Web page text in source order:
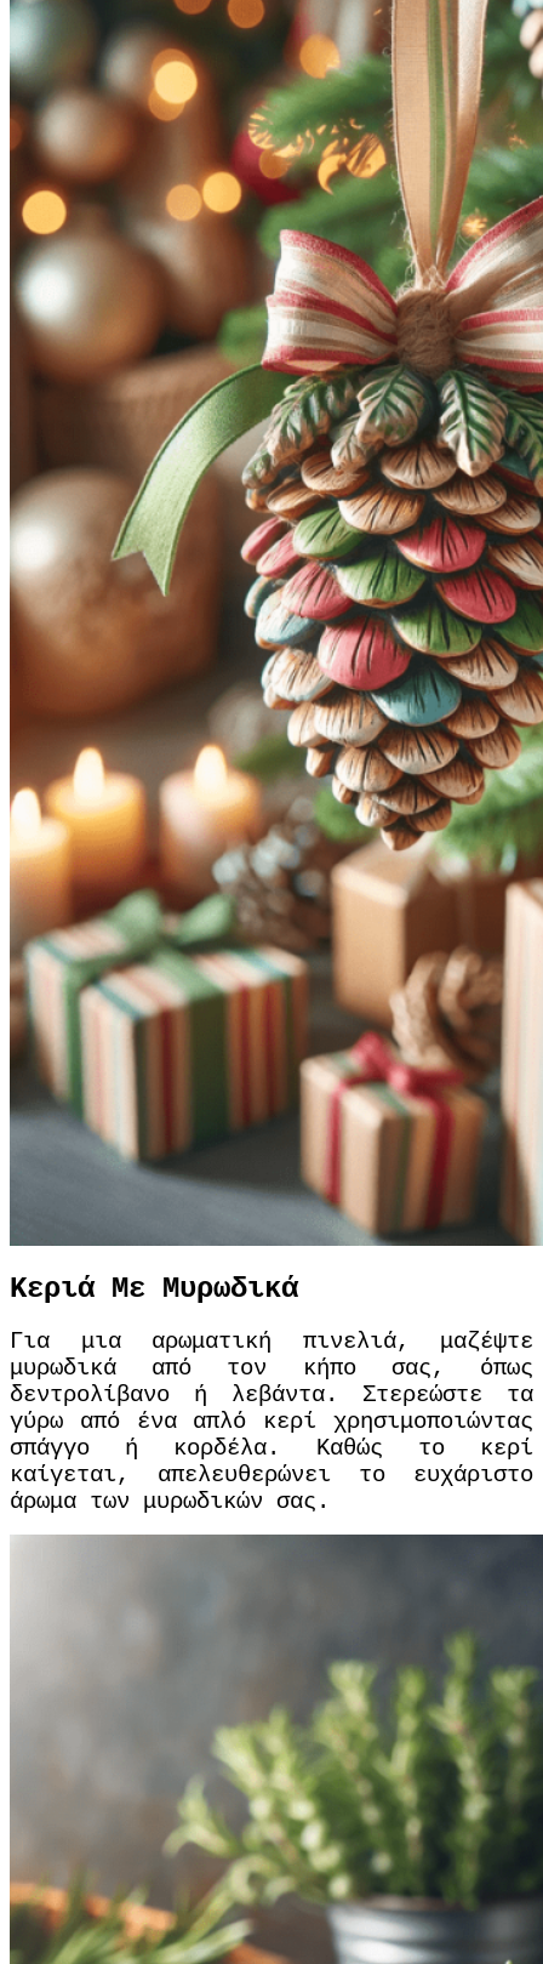
Κεριά Με Μυρωδικά
Για μια αρωματική πινελιά, μαζέψτε
μυρωδικά από τον κήπο σας, όπως
δεντρολίβανο ή λεβάντα. Στερεώστε τα
γύρω από ένα απλό κερί χρησιμοποιώντας
σπάγγο ή κορδέλα. Καθώς το κερί
καίγεται, απελευθερώνει το ευχάριστο
άρωμα των μυρωδικών σας.